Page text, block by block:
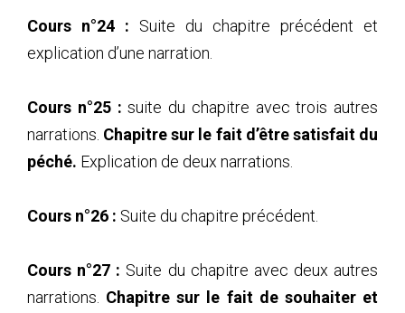
Cours n°24 : Suite du chapitre précédent et
explication d’une narration.
Cours n°25 : suite du chapitre avec trois autres
narrations. Chapitre sur le fait d’être satisfait du
péché. Explication de deux narrations.
Cours n°26 : Suite du chapitre précédent.
Cours n°27 : Suite du chapitre avec deux autres
narrations. Chapitre sur le fait de souhaiter et